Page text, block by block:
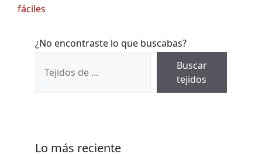
fáciles
¿No encontraste lo que buscabas?
Buscar
tejidos
Lo más reciente